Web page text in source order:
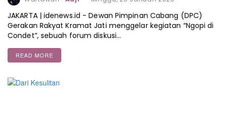
JAKARTA | idenews.id - Dewan Pimpinan Cabang (DPC)
Gerakan Rakyat Kramat Jati menggelar kegiatan “Ngopi di
Condet”, sebuah forum diskusi…
READ MORE